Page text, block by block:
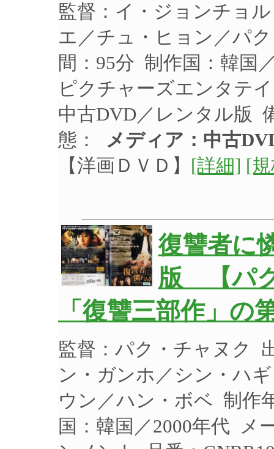
監督：イ・ジョンチョ
エ／チュ・ヒョン／パ
間：95分 制作国：韓国
ピクチャーズエンタテ
中古DVD／レンタル版
態：
メディア：中古
【洋画ＤＶＤ】 [詳細] [
復讐者に
版 【パ
「復讐三部作」の
監督：パク・チャヌク
ン・ガンホ／シン・ハ
ウン／ハン・ボベ 制作
国：韓国／2000年代 メ